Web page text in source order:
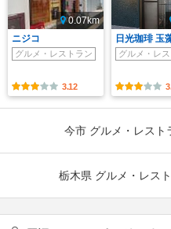
0.07km
ニジコ
グルメ・レストラン
3.12
日光珈琲 玉
グルメ・レ
今市 グルメ・レスト
栃木県 グルメ・レス